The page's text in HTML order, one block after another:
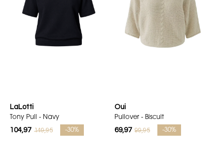
LaLotti
Tony Pull - Navy
104,97 149,95 -30%
Oui
Pullover - Biscuit
69,97 99,95 -30%